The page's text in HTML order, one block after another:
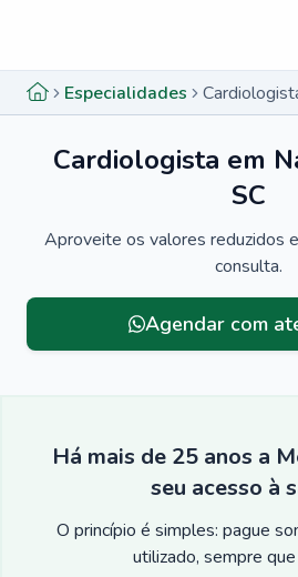
Especialidades
Cardiologista em
SC
Aproveite os valores reduzidos
consulta.
Agendar com
Há mais de 25 anos a
seu acesso à
O princípio é simples: pague
utilizado, sempre